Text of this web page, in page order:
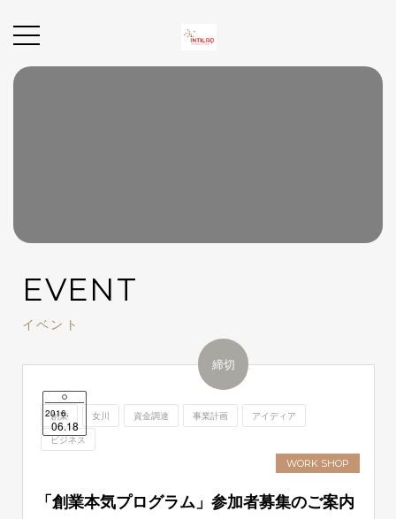
EVENT
イベント
締切
創業 女川 資金調達 事業計画
アイディア
ビジネス
WORK SHOP
2016.
06.18
「創業本気プログラム」参加者募集のご案内